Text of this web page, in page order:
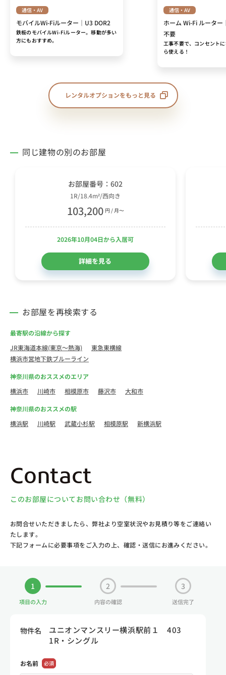
通信・AV
モバイルWi-Fiルーター｜U3 DOR2
鉄板のモバイルWi-Fiルーター。移動が多い
方にもおすすめ。
通信・AV
ホーム Wi-Fi ルータ
不要
工事不要で、コンセント
ら使える！
レンタルオプションをもっと見る
同じ建物の別のお部屋
お部屋番号：602
1R/18.4m²/西向き
103,200 円 / 月〜
2026年10月04日から入居可
詳細を見る
お部屋を再検索する
最寄駅の沿線から探す
JR東海道本線(東京～熱海)
東急東横線
横浜市営地下鉄ブルーライン
神奈川県のおススメのエリア
横浜市
川崎市 相模原市 藤沢市 大和市
神奈川県のおススメの駅
横浜駅
川崎駅 武蔵小杉駅 相模原駅 新横浜駅
Contact
このお部屋についてお問い合わせ（無料）
お問合せいただきましたら、弊社より空室状況やお見積り等をご連絡い
たします。
下記フォームに必要事項をご入力の上、確認・送信にお進みください。
1
項目の入力
2
内容の確認
3
送信完了
物件名
ユニオンマンスリー横浜駅前１ 403
1R・シングル
お名前 必須